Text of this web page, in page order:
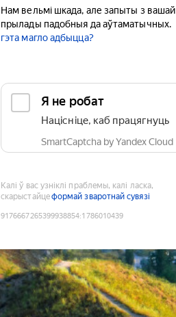
Нам вельмі шкада, але запыты з вашай
прылады падобныя да аўтаматычных.
гэта магло адбыцца?
Я не робат
Націсніце, каб працягнуць
SmartCaptcha by Yandex Cloud
Калі ў вас узніклі праблемы, калі ласка,
скарыстайцеформай зваротнай сувязі
9176667265399938854:1786010439